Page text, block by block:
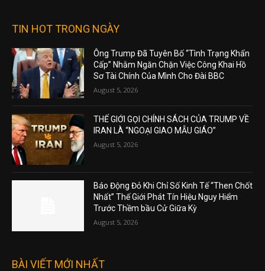
TIN HOT TRONG NGÀY
Ông Trump Đã Tuyên Bố “Tình Trạng Khẩn
Cấp” Nhằm Ngăn Chặn Việc Công Khai Hồ
Sơ Tài Chính Của Mình Cho Đài BBC
August 5, 2026
THẾ GIỚI GỌI CHÍNH SÁCH CỦA TRUMP VỀ
IRAN LÀ “NGOẠI GIAO MẪU GIÁO”
August 5, 2026
Báo Động Đỏ Khi Chỉ Số Kinh Tế “Then Chốt
Nhất” Thế Giới Phát Tín Hiệu Nguy Hiểm
Trước Thềm bầu Cử Giữa Kỳ
August 5, 2026
BÀI VIẾT MỚI NHẤT